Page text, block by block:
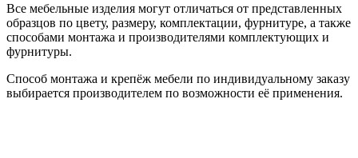
Все мебельные изделия могут отличаться от представленных
образцов по цвету, размеру, комплектации, фурнитуре, а также
способами монтажа и производителями комплектующих и
фурнитуры.
Способ монтажа и крепёж мебели по индивидуальному заказу
выбирается производителем по возможности её применения.